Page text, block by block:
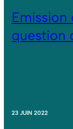
question
23 JUIN 2022